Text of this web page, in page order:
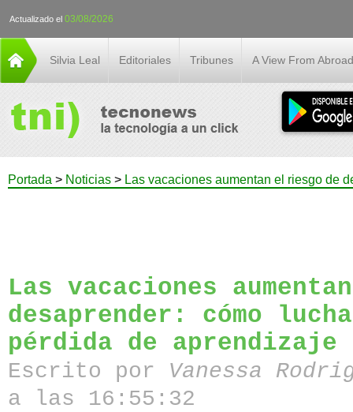
Actualizado el 03/08/2026
Silvia Leal Editoriales Tribunes A View From Abroad
Portada > Noticias > Las vacaciones aumentan el riesgo de
Las vacaciones
desaprender: cómo
pérdida de aprendizaje
Escrito por Vanessa
a las 16:55:32